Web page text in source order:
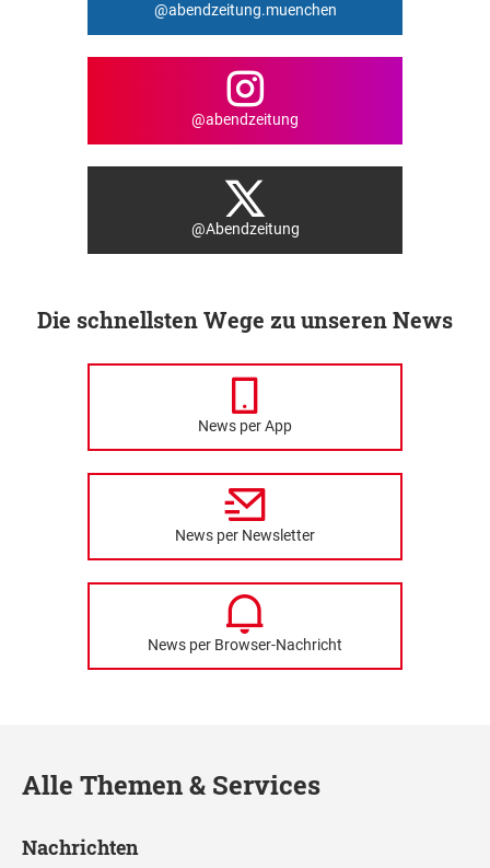
@abendzeitung.muenchen
@abendzeitung
@Abendzeitung
Die schnellsten Wege zu unseren News
News per App
News per Newsletter
News per Browser-Nachricht
Alle Themen & Services
Nachrichten